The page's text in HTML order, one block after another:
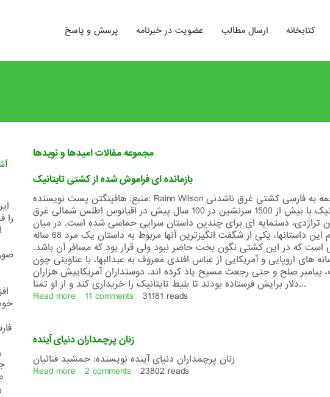
پرسش و پاسخ عضویت در خبرنامه ارسال مطالب کتابخانه
مجموعه مقالات امیدها و نویدها
بازمانده ای فراموش شده از کشتی تایتانیک
منبع: هافینگتن پست نویسنده: Rainn Wilson ترجمه به فارسی کشتی غرق ناشدنی
تایتانیک با بیش از 1500 سرنشین در 100 سال پیش در اقیانوس اطلس شمالی غرق
تراژدی، دستمایه ای برای چندین داستان سرایی حماسی شده است. در میان
تمام این داستانها، یکی از شگفت انگیزترین آنها مربوط به داستان یک مرد 68 ساله
است که در این کشتی نگون بخت حاضر نبود ولی قرار بود که مسافر آن باشد.
های اروپایی و آمریکایی از عباس افندی معروف به عبدالبها، با عناوینی چون
پیامبر صلح و حتی رجعت مسیح یاد کرده اند. دوستداران آمریکاییش هزاران
دلار برایش فرستاده بودند تا بلیط تایتانیک را خریداری کند و از او تمنا...
Read more about
فراموش
شده
از
کشتی
11 comments 31181 reads
زنان پرچمداران دنیای آینده
زنان پرچمداران دنیای آینده نویسنده: جمشید فنائیان
Read more about
2 comments 23802 reads
را